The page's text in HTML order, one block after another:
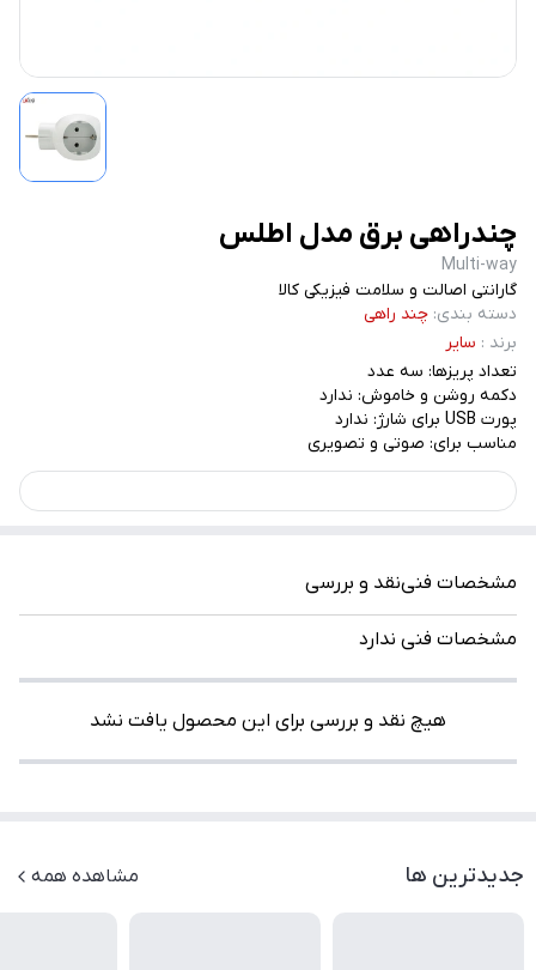
چندراهی برق مدل اطلس
Multi-way
گارانتی اصالت و سلامت فیزیکی کالا
دسته بندی: چند راهی
برند : سایر
تعداد پریزها: سه عدد
دکمه روشن و خاموش: ندارد
پورت USB برای شارژ: ندارد
مناسب برای: صوتی و تصویری
مشخصات فنینقد و بررسی
مشخصات فنی ندارد
هیچ نقد و بررسی برای این محصول یافت نشد
جدیدترین ها مشاهده همه